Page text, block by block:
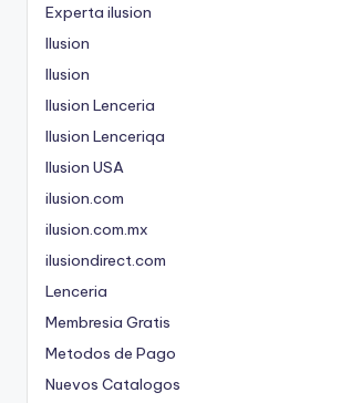
Experta ilusion
Ilusion
Ilusion
Ilusion Lenceria
Ilusion Lenceriqa
Ilusion USA
ilusion.com
ilusion.com.mx
ilusiondirect.com
Lenceria
Membresia Gratis
Metodos de Pago
Nuevos Catalogos